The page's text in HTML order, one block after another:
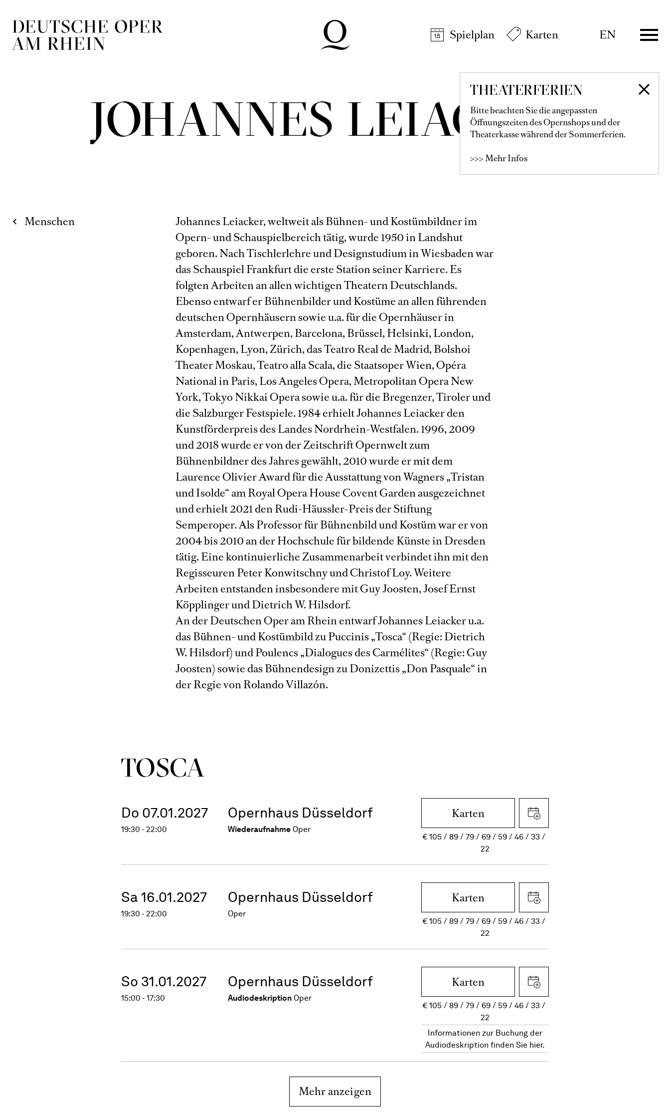
Spielplan
Karten EN
THEATERFERIEN
Bitte beachten Sie die angepassten
Öffnungszeiten des Opernshops und der
Theaterkasse während der Sommerferien.
>>> Mehr Infos
JOHANNES LEIACKER
Menschen
Johannes Leiacker, weltweit als Bühnen- und Kostümbildner im
Opern- und Schauspielbereich tätig, wurde 1950 in Landshut
geboren. Nach Tischlerlehre und Designstudium in Wiesbaden war
das Schauspiel Frankfurt die erste Station seiner Karriere. Es
folgten Arbeiten an allen wichtigen Theatern Deutschlands.
Ebenso entwarf er Bühnenbilder und Kostüme an allen führenden
deutschen Opernhäusern sowie u.a. für die Opernhäuser in
Amsterdam, Antwerpen, Barcelona, Brüssel, Helsinki, London,
Kopenhagen, Lyon, Zürich, das Teatro Real de Madrid, Bolshoi
Theater Moskau, Teatro alla Scala, die Staatsoper Wien, Opéra
National in Paris, Los Angeles Opera, Metropolitan Opera New
York, Tokyo Nikkai Opera sowie u.a. für die Bregenzer, Tiroler und
die Salzburger Festspiele. 1984 erhielt Johannes Leiacker den
Kunstförderpreis des Landes Nordrhein-Westfalen. 1996, 2009
und 2018 wurde er von der Zeitschrift Opernwelt zum
Bühnenbildner des Jahres gewählt, 2010 wurde er mit dem
Laurence Olivier Award für die Ausstattung von Wagners „Tristan
und Isolde“ am Royal Opera House Covent Garden ausgezeichnet
und erhielt 2021 den Rudi-Häussler-Preis der Stiftung
Semperoper. Als Professor für Bühnenbild und Kostüm war er von
2004 bis 2010 an der Hochschule für bildende Künste in Dresden
tätig. Eine kontinuierliche Zusammenarbeit verbindet ihn mit den
Regisseuren Peter Konwitschny und Christof Loy. Weitere
Arbeiten entstanden insbesondere mit Guy Joosten, Josef Ernst
Köpplinger und Dietrich W. Hilsdorf.
An der Deutschen Oper am Rhein entwarf Johannes Leiacker u.a.
das Bühnen- und Kostümbild zu Puccinis „Tosca“ (Regie: Dietrich
W. Hilsdorf) und Poulencs „Dialogues des Carmélites“ (Regie: Guy
Joosten) sowie das Bühnendesign zu Donizettis „Don Pasquale“ in
der Regie von Rolando Villazón.
TOSCA
Do 07.01.2027 Opernhaus Düsseldorf
19:30 - 22:00 Wiederaufnahme Oper
Karten
€105 89 79 69 59 46
33
22
Sa 16.01.2027 Opernhaus Düsseldorf
19:30 - 22:00 Oper
Karten
€105 89 79 69 59 46
33
22
So 31.01.2027 Opernhaus Düsseldorf
15:00 - 17:30 Audiodeskription Oper
Karten
€105 89 79 69 59 46
33
22
Informationen zur Buchung der
Audiodeskription finden Sie hier.
Mehr anzeigen